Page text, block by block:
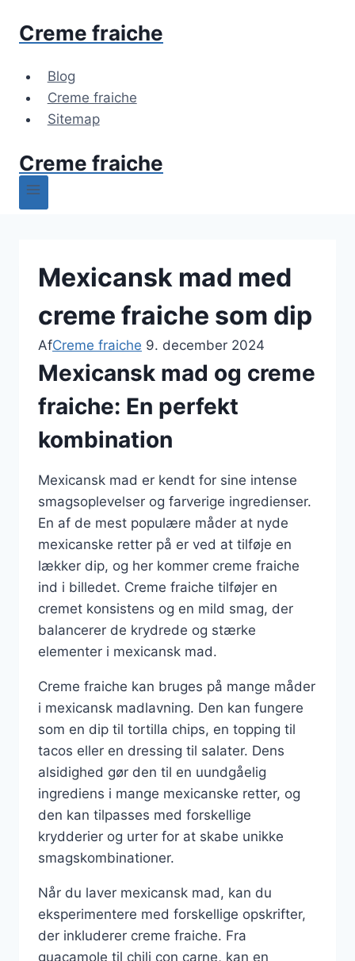
Creme fraiche
Blog
Creme fraiche
Sitemap
Creme fraiche
Mexicansk mad med
creme fraiche som dip
AfCreme fraiche 9. december 2024
Mexicansk mad og creme
fraiche: En perfekt
kombination
Mexicansk mad er kendt for sine intense
smagsoplevelser og farverige ingredienser.
En af de mest populære måder at nyde
mexicanske retter på er ved at tilføje en
lækker dip, og her kommer creme fraiche
ind i billedet. Creme fraiche tilføjer en
cremet konsistens og en mild smag, der
balancerer de krydrede og stærke
elementer i mexicansk mad.
Creme fraiche kan bruges på mange måder
i mexicansk madlavning. Den kan fungere
som en dip til tortilla chips, en topping til
tacos eller en dressing til salater. Dens
alsidighed gør den til en uundgåelig
ingrediens i mange mexicanske retter, og
den kan tilpasses med forskellige
krydderier og urter for at skabe unikke
smagskombinationer.
Når du laver mexicansk mad, kan du
eksperimentere med forskellige opskrifter,
der inkluderer creme fraiche. Fra
guacamole til chili con carne, kan en